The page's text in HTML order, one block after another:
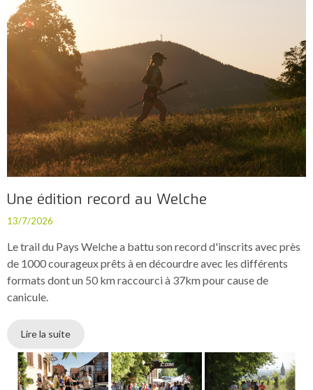
Une édition record au Welche
13/7/2026
Le trail du Pays Welche a battu son record d'inscrits avec près
de 1000 courageux prêts à en décourdre avec les différents
formats dont un 50 km raccourci à 37km pour cause de
canicule.
Lire la suite